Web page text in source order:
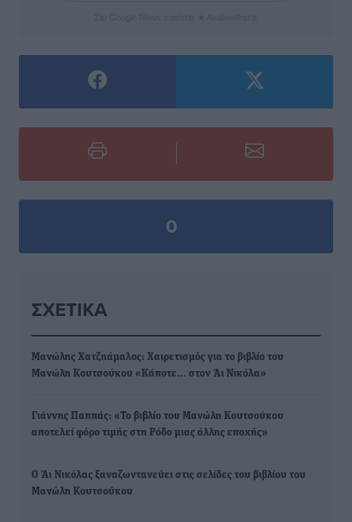
0
ΣΧΕΤΙΚΆ
Mανώλης Χατζηάμαλος: Χαιρετισμός για το βιβλίο του
Μανώλη Κουτσούκου «Κάποτε… στον Άι Νικόλα»
Γιάννης Παππάς: «Το βιβλίο του Μανώλη Κουτσούκου
αποτελεί φόρο τιμής στη Ρόδο μιας άλλης εποχής»
Ο Άι Νικόλας ξαναζωντανεύει στις σελίδες του βιβλίου του
Μανώλη Κουτσούκου